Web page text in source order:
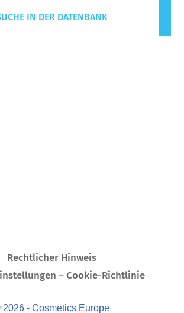
IN DER DATENBANK
Rechtlicher Hinweis
– Cookie-Richtlinie
- Cosmetics Europe